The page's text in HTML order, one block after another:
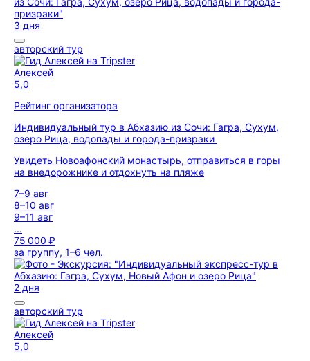
3 дня
авторский тур
Алексей
5,0
Рейтинг организатора
Индивидуальный тур в Абхазию из Сочи: Гагра, Сухум,
озеро Рица, водопады и города-призраки
Увидеть Новоафонский монастырь, отправиться в горы
на внедорожнике и отдохнуть на пляже
7–9 авг
8–10 авг
9–11 авг
...
75 000 ₽
за группу, 1–6 чел.
2 дня
авторский тур
Алексей
5,0